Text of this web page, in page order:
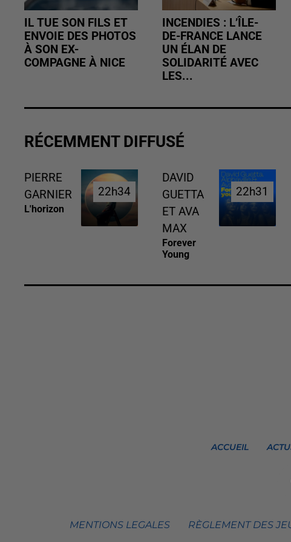
IL TUE SON FILS ET
ENVOIE DES PHOTOS
À SON EX-
COMPAGNE À NICE
INCENDIES : L’ÎLE-
DE-FRANCE LANCE
UN ÉLAN DE
SOLIDARITÉ AVEC
LES...
RÉCEMMENT DIFFUSÉ
PIERRE
GARNIER
L'horizon
22h34
22h34
DAVID
GUETTA
ET AVA
MAX
Forever
Young
22h31
22h31
ACCUEIL
MENTIONS LEGALES RÈGLEMENT DES